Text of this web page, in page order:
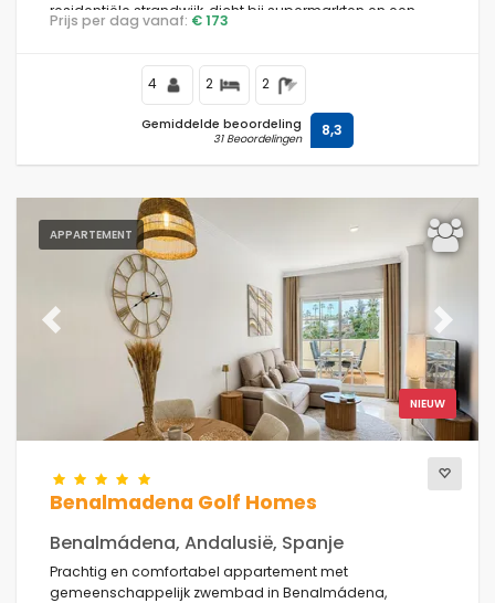
residentiële strandwijk, dicht bij supermarkten en een
tennisbaan, op 500 m van het Playa Don Carlos strand
Prijs per dag vanaf: € 173
4 2 2
Gemiddelde beoordeling
31 Beoordelingen 8,3
APPARTEMENT
NIEUW
Previous Next
Benalmadena Golf Homes
Benalmádena, Andalusië, Spanje
Prachtig en comfortabel appartement met
gemeenschappelijk zwembad in Benalmádena,